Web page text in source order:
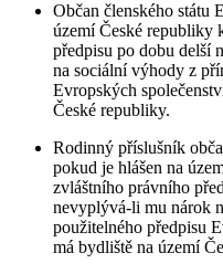
Občan členského státu
území České republiky
předpisu po dobu delší
na sociální výhody z
Evropských
České republiky.
Rodinný příslušník
pokud je hlášen na
zvláštního právního
nevyplývá-li mu nárok
použitelného předpisu
má bydliště na území